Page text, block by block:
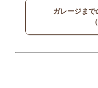
ガレージまで